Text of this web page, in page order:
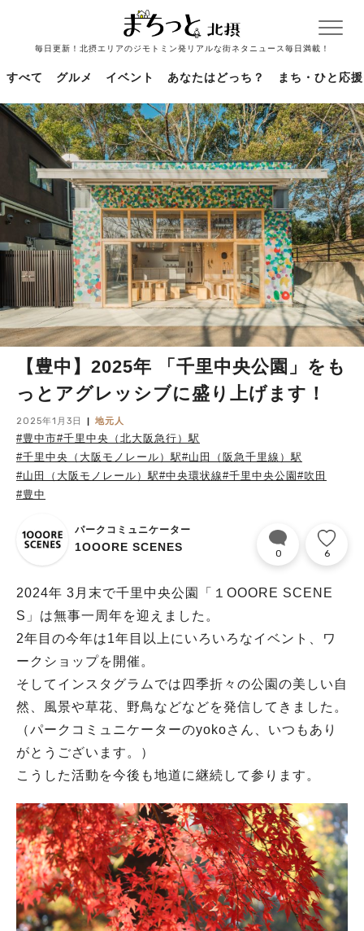
毎日更新！北摂エリアのジモトミン発リアルな街ネタニュース毎日満載！
すべて グルメ イベント あなたはどっち？ まち・ひと応援
【豊中】2025年 「千里中央公園」をも
っとアグレッシブに盛り上げます！
2025年1月3日 地元人
#豊中市#千里中央（北大阪急行）駅
#千里中央（大阪モノレール）駅#山田（阪急千里線）駅
#山田（大阪モノレール）駅#中央環状線#千里中央公園#吹田
#豊中
パークコミュニケーター
1OOORE SCENES 0 6
2024年 3月末で千里中央公園「１OOORE SCENE
S」は無事一周年を迎えました。
2年目の今年は1年目以上にいろいろなイベント、ワ
ークショップを開催。
そしてインスタグラムでは四季折々の公園の美しい自
然、風景や草花、野鳥などなどを発信してきました。
（パークコミュニケーターのyokoさん、いつもあり
がとうございます。）
こうした活動を今後も地道に継続して参ります。